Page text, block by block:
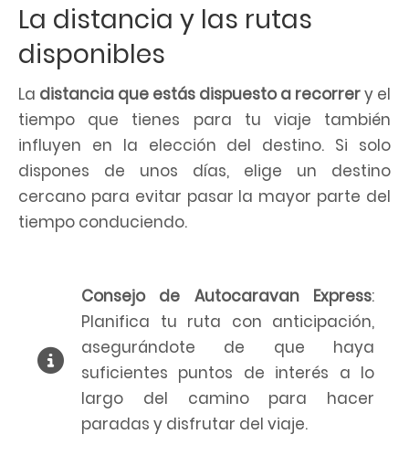
La distancia y las rutas
disponibles
La distancia que estás dispuesto a recorrery el
tiempo que tienes para tu viaje también
influyen en la elección del destino. Si solo
dispones de unos días, elige un destino
cercano para evitar pasar la mayor parte del
tiempo conduciendo.
Consejo de Autocaravan Express:
Planifica tu ruta con anticipación,
asegurándote de que haya
suficientes puntos de interés a lo
largo del camino para hacer
paradas y disfrutar del viaje.